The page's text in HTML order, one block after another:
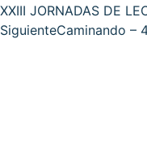
XXIII JORNADAS DE
SiguienteCaminando –